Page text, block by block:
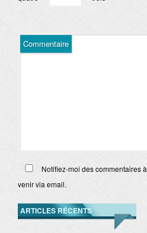
Commentaire
Notifiez-moi des commentaires à
venir via email.
ARTICLES RÉCENTS